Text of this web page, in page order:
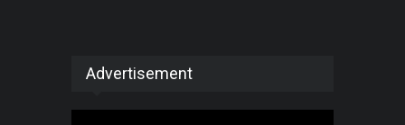
Advertisement